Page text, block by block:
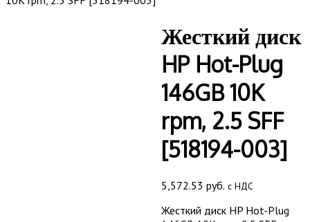
Жесткий диск
HP Hot-Plug
146GB 10K
rpm, 2.5 SFF
[518194-003]
5,572.53 руб. с НДС
Жесткий диск HP Hot-Plug